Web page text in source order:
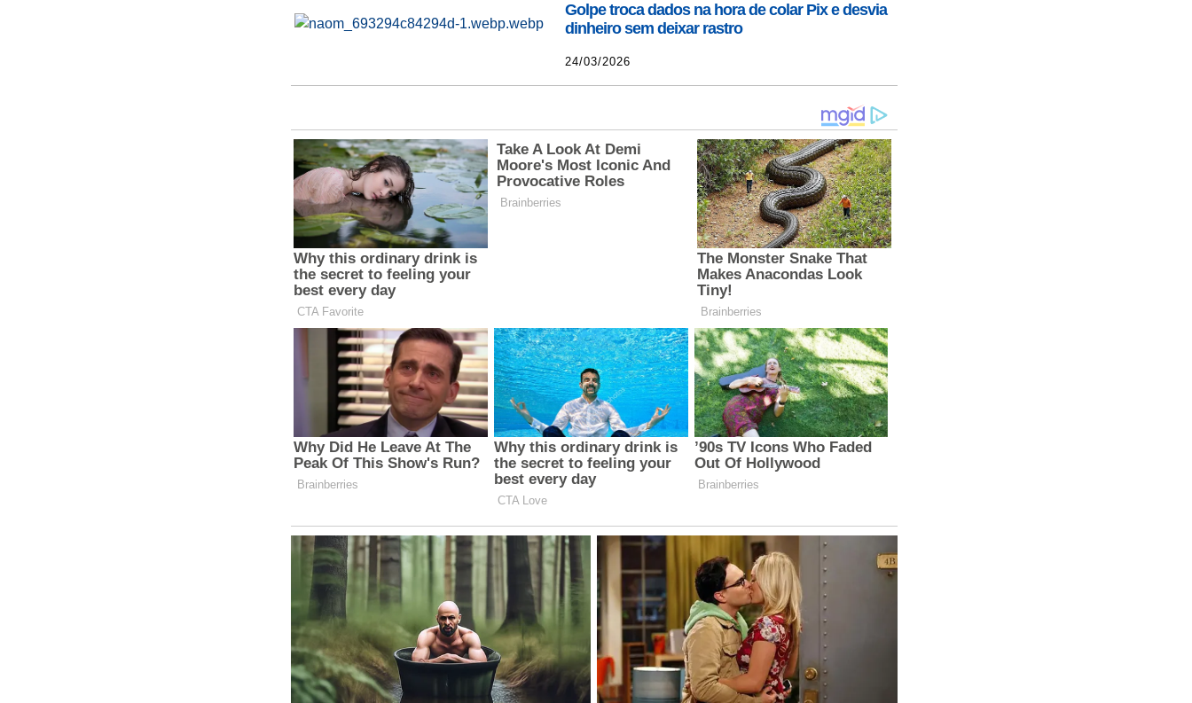
Golpe troca dados na hora de colar Pix e desvia
dinheiro sem deixar rastro
24/03/2026